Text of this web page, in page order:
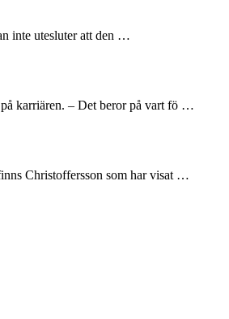
inte utesluter att den …
karriären. – Det beror på vart fö …
Christoffersson som har visat …